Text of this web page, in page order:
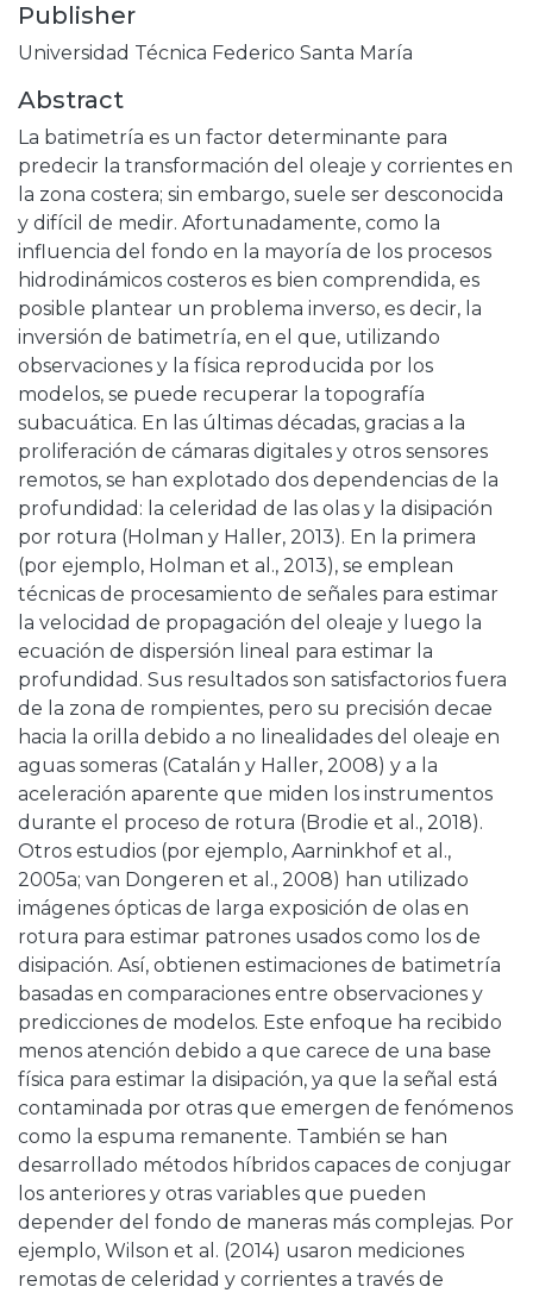
Publisher
Universidad Técnica Federico Santa María
Abstract
La batimetría es un factor determinante para
predecir la transformación del oleaje y corrientes en
la zona costera; sin embargo, suele ser desconocida
y difícil de medir. Afortunadamente, como la
influencia del fondo en la mayoría de los procesos
hidrodinámicos costeros es bien comprendida, es
posible plantear un problema inverso, es decir, la
inversión de batimetría, en el que, utilizando
observaciones y la física reproducida por los
modelos, se puede recuperar la topografía
subacuática. En las últimas décadas, gracias a la
proliferación de cámaras digitales y otros sensores
remotos, se han explotado dos dependencias de la
profundidad: la celeridad de las olas y la disipación
por rotura (Holman y Haller, 2013). En la primera
(por ejemplo, Holman et al., 2013), se emplean
técnicas de procesamiento de señales para estimar
la velocidad de propagación del oleaje y luego la
ecuación de dispersión lineal para estimar la
profundidad. Sus resultados son satisfactorios fuera
de la zona de rompientes, pero su precisión decae
hacia la orilla debido a no linealidades del oleaje en
aguas someras (Catalán y Haller, 2008) y a la
aceleración aparente que miden los instrumentos
durante el proceso de rotura (Brodie et al., 2018).
Otros estudios (por ejemplo, Aarninkhof et al.,
2005a; van Dongeren et al., 2008) han utilizado
imágenes ópticas de larga exposición de olas en
rotura para estimar patrones usados como los de
disipación. Así, obtienen estimaciones de batimetría
basadas en comparaciones entre observaciones y
predicciones de modelos. Este enfoque ha recibido
menos atención debido a que carece de una base
física para estimar la disipación, ya que la señal está
contaminada por otras que emergen de fenómenos
como la espuma remanente. También se han
desarrollado métodos híbridos capaces de conjugar
los anteriores y otras variables que pueden
depender del fondo de maneras más complejas. Por
ejemplo, Wilson et al. (2014) usaron mediciones
remotas de celeridad y corrientes a través de